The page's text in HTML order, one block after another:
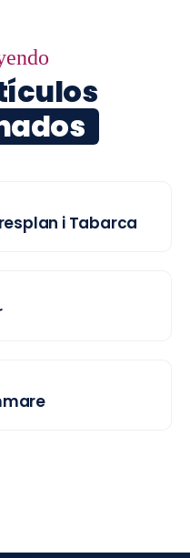
i Tabarca